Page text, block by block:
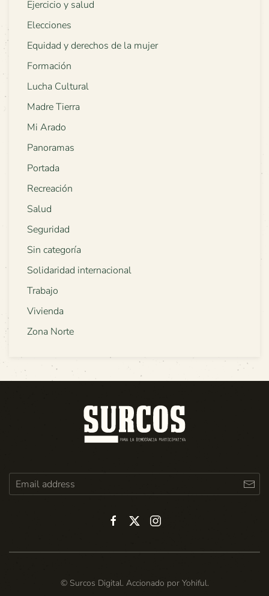
Ejercicio y salud
Elecciones
Equidad y derechos de la mujer
Formación
Lucha Cultural
Madre Tierra
Mi Arado
Panoramas
Portada
Recreación
Salud
Seguridad
Sin categoría
Solidaridad internacional
Trabajo
Vivienda
Zona Norte
© Surcos Digital. Accionado por Yohiful.